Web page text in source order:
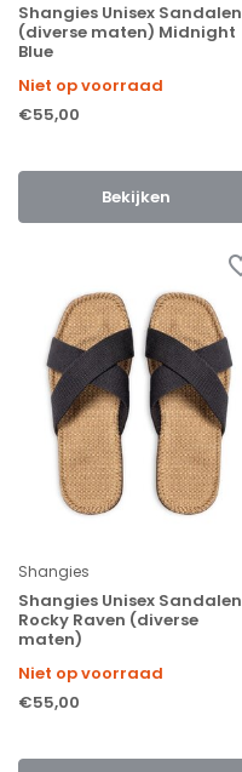
Shangies Unisex Sandalen
(diverse maten) Midnight
Blue
Niet op voorraad
€55,00
Bekijken
Shangies
Shangies Unisex Sandalen
Rocky Raven (diverse
maten)
Niet op voorraad
€55,00